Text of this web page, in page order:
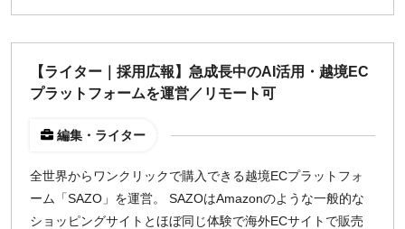
【ライター｜採用広報】急成長中のAI活用・越境EC
プラットフォームを運営／リモート可
編集・ライター
全世界からワンクリックで購入できる越境ECプラットフォ
ーム「SAZO」を運営。 SAZOはAmazonのような一般的な
ショッピングサイトとほぼ同じ体験で海外ECサイトで販売